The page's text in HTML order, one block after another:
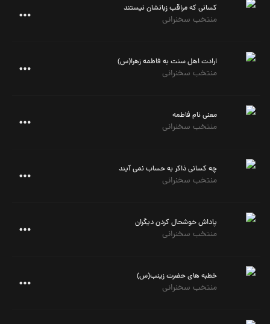
کسانی که مراقب زبانشان نیستند
منتخب سخنرانی
ارادت اهل سنت به فاطمه زهرا(س)
منتخب سخنرانی
معنی نام فاطمه
منتخب سخنرانی
چه کسانی ذاکر به حساب نمی آیند
منتخب سخنرانی
پاداش خوشحال کردن دیگران
منتخب سخنرانی
خطبه های حضرت زینب(س)
منتخب سخنرانی